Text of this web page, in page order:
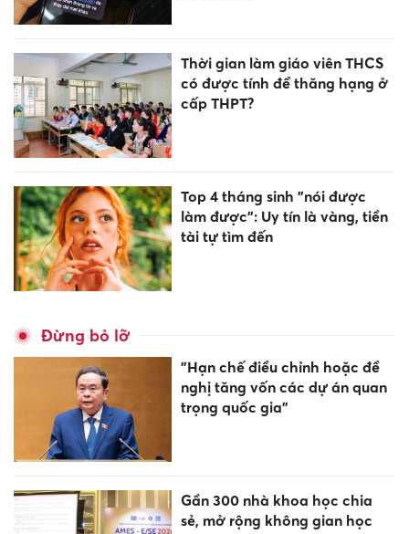
Thời gian làm giáo viên THCS
có được tính để thăng hạng ở
cấp THPT?
Top 4 tháng sinh "nói được
làm được": Uy tín là vàng, tiền
tài tự tìm đến
Đừng bỏ lỡ
"Hạn chế điều chỉnh hoặc đề
nghị tăng vốn các dự án quan
trọng quốc gia"
Gần 300 nhà khoa học chia
sẻ, mở rộng không gian học